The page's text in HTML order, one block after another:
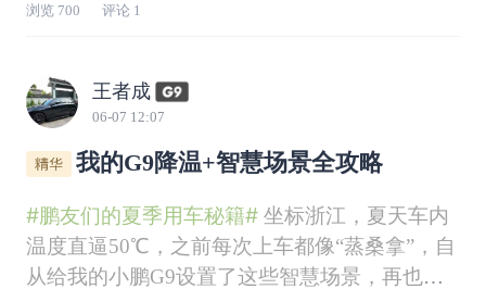
浏览 700 评论 1
王者成
06-07 12:07
我的G9降温+智慧场景全攻略
#鹏友们的夏季用车秘籍#坐标浙江，夏天车内
温度直逼50℃，之前每次上车都像“蒸桑拿”，自
从给我的小鹏G9设置了这些智慧场景，再也没